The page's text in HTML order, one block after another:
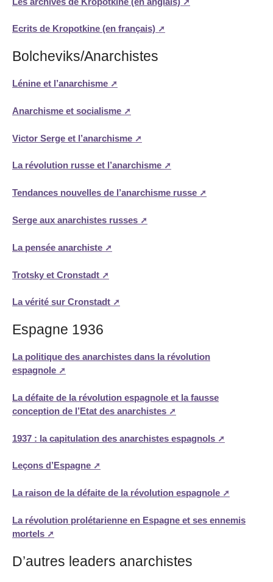
Ecrits de Kropotkine (en français)
Bolcheviks/Anarchistes
Lénine et l’anarchisme
Anarchisme et socialisme
Victor Serge et l’anarchisme
La révolution russe et l’anarchisme
Tendances nouvelles de l’anarchisme russe
Serge aux anarchistes russes
La pensée anarchiste
Trotsky et Cronstadt
La vérité sur Cronstadt
Espagne 1936
La politique des anarchistes dans la révolution
espagnole
La défaite de la révolution espagnole et la fausse
conception de l’Etat des anarchistes
1937 : la capitulation des anarchistes espagnols
Leçons d’Espagne
La raison de la défaite de la révolution espagnole
La révolution prolétarienne en Espagne et ses ennemis
mortels
D’autres leaders anarchistes